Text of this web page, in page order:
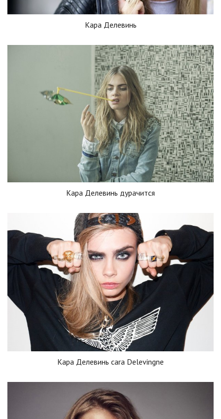
Кара Делевинь
Кара Делевинь дурачится
Кара Делевинь cara Delevingne